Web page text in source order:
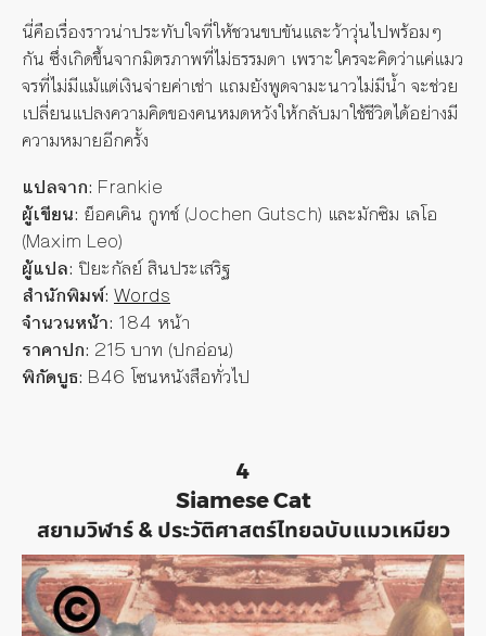
นี่คือเรื่องราวน่าประทับใจที่ให้ชวนขบขันและว้าวุ่นไปพร้อมๆ
กัน ซึ่งเกิดขึ้นจากมิตรภาพที่ไม่ธรรมดา เพราะใครจะคิดว่าแค่แมว
จรที่ไม่มีแม้แต่เงินจ่ายค่าเช่า แถมยังพูดจามะนาวไม่มีน้ำ จะช่วย
เปลี่ยนแปลงความคิดของคนหมดหวังให้กลับมาใช้ชีวิตได้อย่างมี
ความหมายอีกครั้ง
แปลจาก: Frankie
ผู้เขียน: ย็อคเคิน กูทช์ (Jochen Gutsch) และมักซิม เลโอ
(Maxim Leo)
ผู้แปล: ปิยะกัลย์ สินประเสริฐ
สำนักพิมพ์: Words
จำนวนหน้า: 184 หน้า
ราคาปก: 215 บาท (ปกอ่อน)
พิกัดบูธ: B46 โซนหนังสือทั่วไป
4
Siamese Cat
สยามวิฬาร์ & ประวัติศาสตร์ไทยฉบับแมวเหมียว